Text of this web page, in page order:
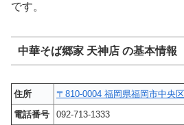
です。
中華そば郷家 天神店 の基本情報
住所
〒810-0004 福岡県福岡市中央
電話番号
092-713-1333